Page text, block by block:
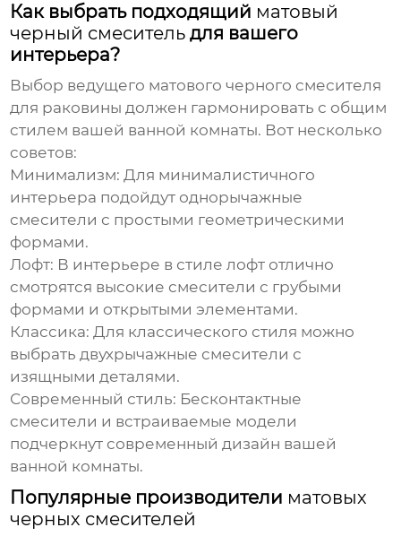
Как выбрать подходящий матовый
черный смеситель для вашего
интерьера?
Выбор ведущего матового черного смесителя
для раковины должен гармонировать с общим
стилем вашей ванной комнаты. Вот несколько
советов:
Минимализм: Для минималистичного
интерьера подойдут однорычажные
смесители с простыми геометрическими
формами.
Лофт: В интерьере в стиле лофт отлично
смотрятся высокие смесители с грубыми
формами и открытыми элементами.
Классика: Для классического стиля можно
выбрать двухрычажные смесители с
изящными деталями.
Современный стиль: Бесконтактные
смесители и встраиваемые модели
подчеркнут современный дизайн вашей
ванной комнаты.
Популярные производители матовых
черных смесителей